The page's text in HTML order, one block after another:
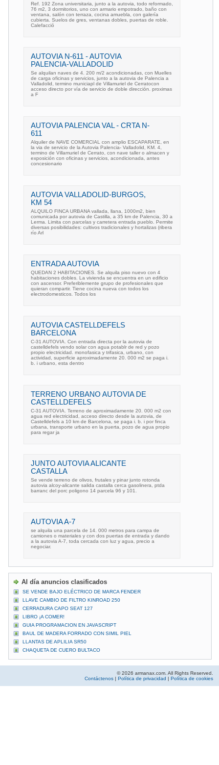
Ref. 192 Zona universitaria, junto a la autovia, todo reformado,
76 m2, 3 dormitorios, uno con armario empotrado, baño con
ventana, salón con terraza, cocina amuebla, con galería
cubierta. Suelos de gres, ventanas dobles, puertas de roble.
Calefacció
AUTOVIA N-611 - AUTOVIA
PALENCIA-VALLADOLID
Se alquilan naves de 4. 200 m/2 acondicionadas, con Muelles
de carga oficinas y servicios, junto a la autovia de Palencia a
Valladolid, termino municiapl de Villamuriel de Cerratocon
acceso directo por vía de servicio de doble dirección. proximas
a F
AUTOVIA PALENCIA VAL - CRTA N-
611
Alquiler de NAVE COMERCIAL con amplio ESCAPARATE, en
la via de servicio de la Autovia Palencia- Valladolid, KM. 4,
termino de Villamuriel de Cerrato, con nave taller o almacen y
exposición con oficinas y servicios, acondicionada, antes
concesionario
AUTOVIA VALLADOLID-BURGOS,
KM 54
ALQUILO FINCA URBANA vallada, llana, 1000m2, bien
comunicada por autovia de Castilla, a 35 km de Palencia, 30 a
Lerma. Limita con parcelas y carretera entrada pueblo. Permite
diversas posibilidades: cultivos tradicionales y hortalizas (ribera
río Arl
ENTRADA AUTOVIA
QUEDAN 2 HABITACIONES. Se alquila piso nuevo con 4
habitaciones dobles. La vivienda se encuentra en un edificio
con ascensor. Preferiblemente grupo de profesionales que
quieran compartir. Tiene cocina nueva con todos los
electrodomesticos. Todos los
AUTOVIA CASTELLDEFELS
BARCELONA
C-31 AUTOVIA. Con entrada directa por la autovia de
castelldefels vendo solar con agua potablr de red y pozo
propio electricidad. monofasica y trifasica, urbano, con
actividad, superficie aproximadamente 20. 000 m2 se paga i.
b. i urbano, esta dentro
TERRENO URBANO AUTOVIA DE
CASTELLDEFELS
C-31 AUTOVIA. Terreno de aproximadamente 20. 000 m2 con
agua red electricidad, acceso directo desde la autovia, de
Castelldefels a 10 km de Barcelona, se paga i. b. i por finca
urbana, transporte urbano en la puerta, pozo de agua propio
para regar ja
JUNTO AUTOVIA ALICANTE
CASTALLA
Se vende terreno de olivos, frutales y pinar junto rotonda
autovia alcoy-alicante salida castalla cerca gasolinera, ptda
barranc del porc poligono 14 parcela 96 y 101.
AUTOVIA A-7
se alquila una parcela de 14. 000 metros para campa de
camiones o materiales y con dos puertas de entrada y dando
a la autovia A-7, toda cercada con luz y agua, precio a
negociar.
Al día anuncios clasificados
SE VENDE BAJO ELÉCTRICO DE MARCA FENDER
LLAVE CAMBIO DE FILTRO KINROAD 250
CERRADURA CAPO SEAT 127
LIBRO ¡A COMER!
GUIA PROGRAMACION EN JAVASCRIPT
BAUL DE MADERA FORRADO CON SIMIL PIEL
LLANTAS DE APLILIA SR50
CHAQUETA DE CUERO BULTACO
© 2026 armanax.com. All Rights Reserved.
Contáctenos
Política de privacidad Política de cookies